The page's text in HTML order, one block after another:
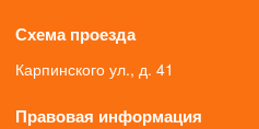
Схема проезда
Карпинского ул., д. 41
Правовая информация